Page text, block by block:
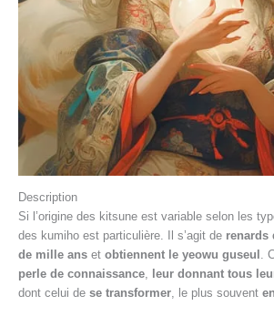
Description
Si l’origine des kitsune est variable selon les
des kumiho est particulière. Il s’agit de renards
de mille ans et obtiennent le yeowu guseul .
perle de connaissance leur donnant tous
dont celui de se transformer , le plus souvent